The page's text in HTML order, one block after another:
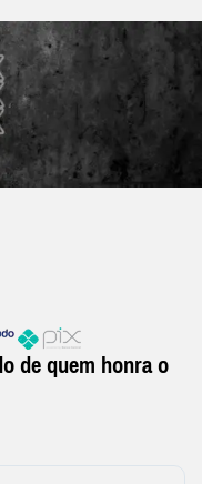
de quem honra o